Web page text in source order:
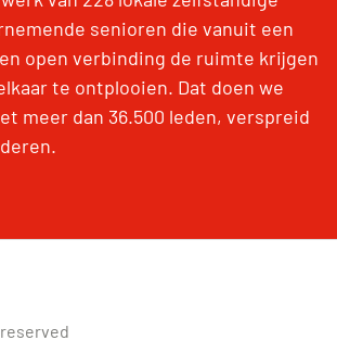
senioren die vanuit een
open verbinding de ruimte krijgen
te ontplooien. Dat doen we
meer dan 36.500 leden, verspreid